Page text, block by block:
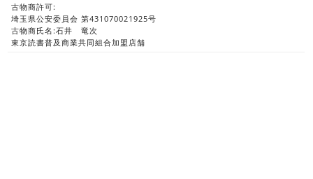
古物商許可:
埼玉県公安委員会 第431070021925号
古物商氏名:石井 竜次
東京読書普及商業共同組合加盟店舗